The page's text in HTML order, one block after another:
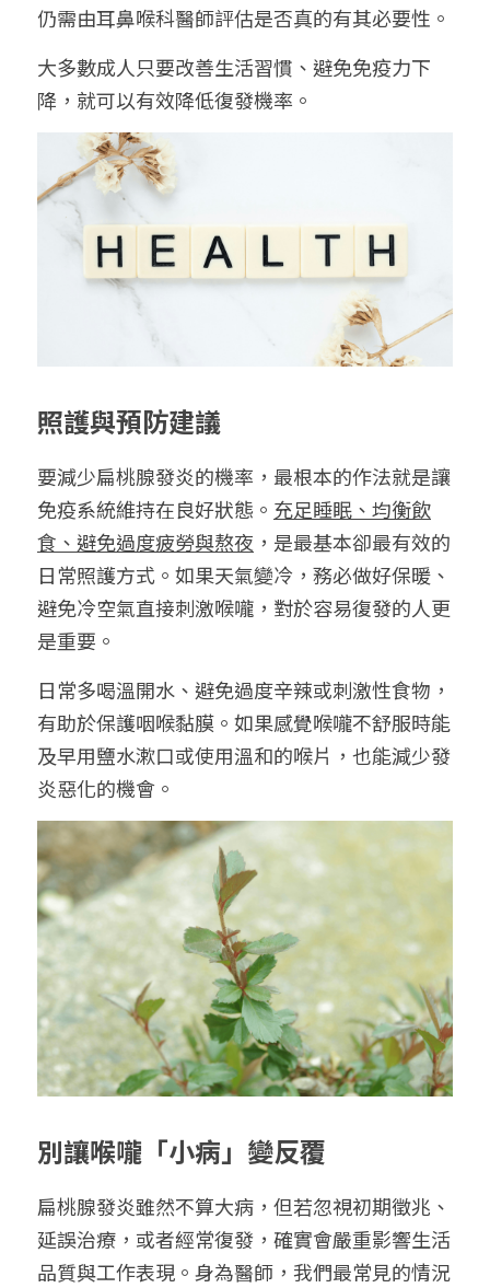
仍需由耳鼻喉科醫師評估是否真的有其必要性。
大多數成人只要改善生活習慣、避免免疫力下
降，就可以有效降低復發機率。
照護與預防建議
要減少扁桃腺發炎的機率，最根本的作法就是讓
免疫系統維持在良好狀態。 充足睡眠、均衡飲
食、避免過度疲勞與熬夜 ，是最基本卻最有效的
日常照護方式。如果天氣變冷，務必做好保暖、
避免冷空氣直接刺激喉嚨，對於容易復發的人更
是重要。
日常多喝溫開水、避免過度辛辣或刺激性食物，
有助於保護咽喉黏膜。如果感覺喉嚨不舒服時能
及早用鹽水漱口或使用溫和的喉片，也能減少發
炎惡化的機會。
別讓喉嚨「小病」變反覆
扁桃腺發炎雖然不算大病，但若忽視初期徵兆、
延誤治療，或者經常復發，確實會嚴重影響生活
品質與工作表現。身為醫師，我們最常見的情況